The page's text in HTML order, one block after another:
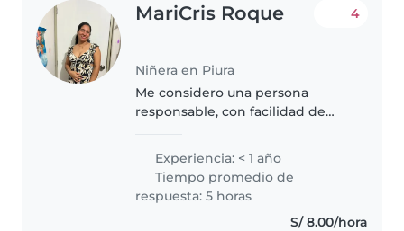
MariCris Roque
Niñera en Piura
4
Me considero una persona
responsable, con facilidad de
con muchas ganas de trabajar.
Tengo 8 años de experiencia con
mi niño con..
Experiencia: < 1 año
Tiempo promedio de
respuesta: 5 horas
S/ 8.00/hora